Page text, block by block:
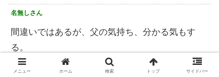
名無しさん
間違いではあるが、父の気持ち、分かる気もす
る。
メニュー ホーム 検索 トップ サイドバー